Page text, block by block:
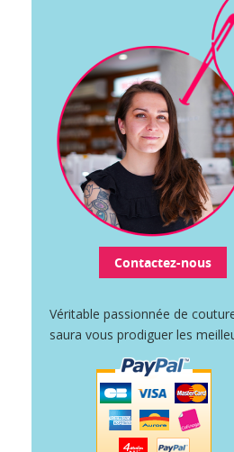
Contactez-nous
Véritable passionnée de
saura vous prodiguer les